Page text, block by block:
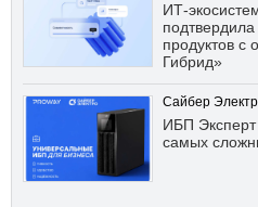
ИТ-
продуктов с
Гибрид»
Сайбер
ИБП
самых